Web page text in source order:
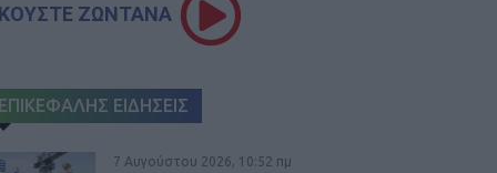
ΖΩΝΤΑΝΑ
ΕΠΙΚΕΦΑΛΗΣ ΕΙΔΗΣΕΙΣ
7 Αυγούστου 2026, 10:52 πμ